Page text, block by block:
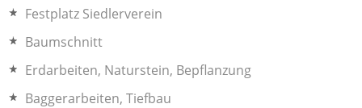
Festplatz Siedlerverein
Baumschnitt
Erdarbeiten, Naturstein, Bepflanzung
Baggerarbeiten, Tiefbau